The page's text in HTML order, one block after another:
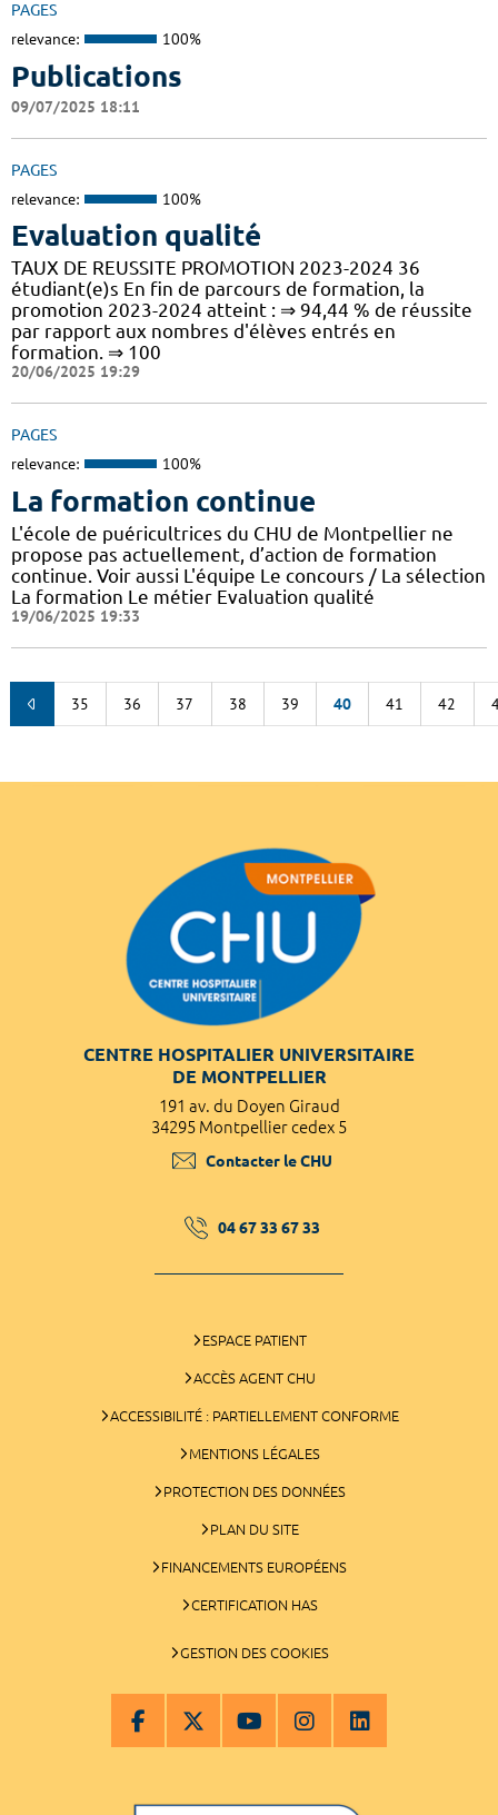
PAGES
relevance: 100%
Publications
09/07/2025 18:11
PAGES
relevance: 100%
Evaluation qualité
TAUX DE REUSSITE PROMOTION 2023-2024 36
étudiant(e)s En fin de parcours de formation, la
promotion 2023-2024 atteint : ⇒ 94,44 % de réussite
par rapport aux nombres d'élèves entrés en
formation. ⇒ 100
20/06/2025 19:29
PAGES
relevance: 100%
La formation continue
L'école de puéricultrices du CHU de Montpellier ne
propose pas actuellement, d’action de formation
continue. Voir aussi L'équipe Le concours / La sélection
La formation Le métier Evaluation qualité
19/06/2025 19:33
35 36 37 38 39 40 41 42
CENTRE HOSPITALIER UNIVERSITAIRE
DE MONTPELLIER
191 av. du Doyen Giraud
34295 Montpellier cedex 5
Contacter le CHU
04 67 33 67 33
ESPACE PATIENT
ACCÈS AGENT CHU
ACCESSIBILITÉ : PARTIELLEMENT CONFORME
MENTIONS LÉGALES
PROTECTION DES DONNÉES
PLAN DU SITE
FINANCEMENTS EUROPÉENS
CERTIFICATION HAS
GESTION DES COOKIES